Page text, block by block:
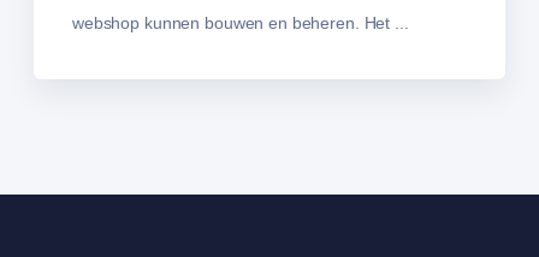
webshop kunnen bouwen en beheren. Het ...